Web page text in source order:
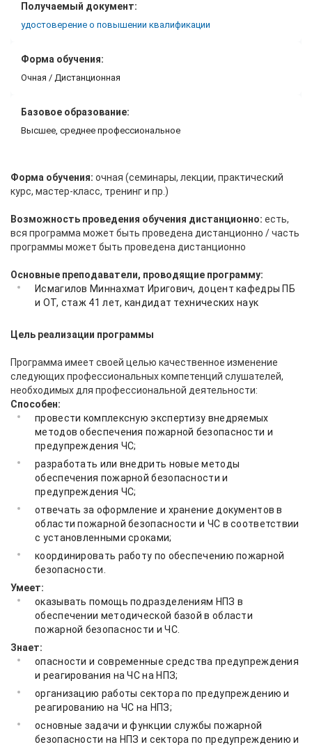
Получаемый документ:
удостоверение о повышении квалификации
Форма обучения:
Очная / Дистанционная
Базовое образование:
Высшее, среднее профессиональное
Форма обучения: очная (семинары, лекции, практический
курс, мастер-класс, тренинг и пр.)
Возможность проведения обучения дистанционно: есть,
вся программа может быть проведена дистанционно / часть
программы может быть проведена дистанционно
Основные преподаватели, проводящие программу:
Исмагилов Миннахмат Иригович, доцент кафедры ПБ
и ОТ, стаж 41 лет, кандидат технических наук
Цель реализации программы
Программа имеет своей целью качественное изменение
следующих профессиональных компетенций слушателей,
необходимых для профессиональной деятельности:
Способен:
провести комплексную экспертизу внедряемых
методов обеспечения пожарной безопасности и
предупреждения ЧС;
разработать или внедрить новые методы
обеспечения пожарной безопасности и
предупреждения ЧС;
отвечать за оформление и хранение документов в
области пожарной безопасности и ЧС в соответствии
с установленными сроками;
координировать работу по обеспечению пожарной
безопасности.
Умеет:
оказывать помощь подразделениям НПЗ в
обеспечении методической базой в области
пожарной безопасности и ЧС.
Знает:
опасности и современные средства предупреждения
и реагирования на ЧС на НПЗ;
организацию работы сектора по предупреждению и
реагированию на ЧС на НПЗ;
основные задачи и функции службы пожарной
безопасности на НПЗ и сектора по предупреждению и